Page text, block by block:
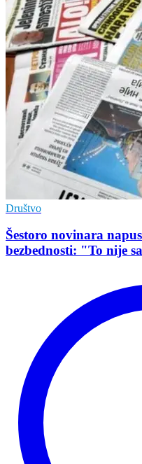
Društvo
Šestoro novinara
bezbednosti: "To nije